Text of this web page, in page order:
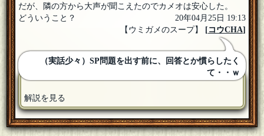
だが、隣の方から大声が聞こえたのでカメオは安心した。
どういうこと？
20年04月25日 19:13
【ウミガメのスープ】 [コウCHA]
（実話少々）SP問題を出す前に、回答とか慣らしたく
て・・ｗ
解説を見る